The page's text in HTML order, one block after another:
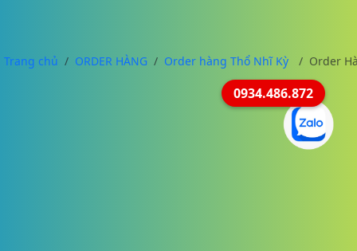
Trang chủ ORDER HÀNG Order hàng Thổ Nhĩ Kỳ Order
0934.486.872